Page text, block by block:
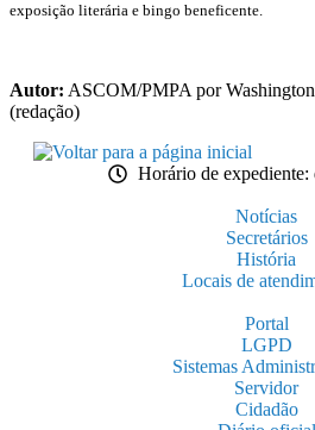
exposição literária e bingo beneficente.
Autor: ASCOM/PMPA por
(redação)
Horário de expediente:
Notícias
Secretários
História
Locais de
Portal
LGPD
Sistemas
Servidor
Cidadão